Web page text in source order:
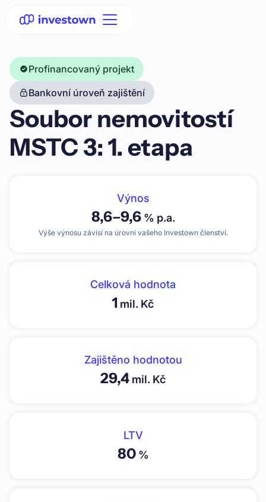
Profinancovaný projekt
Bankovní úroveň zajištění
Soubor nemovitostí
MSTC 3: 1. etapa
Výnos
8,6–9,6% p.a.
Výše výnosu závisí na úrovni vašeho Investown členství.
Celková hodnota
1 mil. Kč
Zajištěno hodnotou
29,4 mil. Kč
LTV
80%